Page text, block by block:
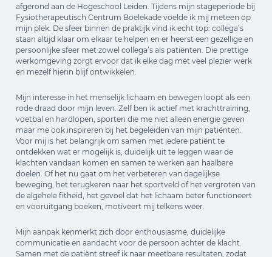
afgerond aan de Hogeschool Leiden. Tijdens mijn stageperiode bij
Fysiotherapeutisch Centrum Boelekade voelde ik mij meteen op
mijn plek. De sfeer binnen de praktijk vind ik echt top: collega’s
staan altijd klaar om elkaar te helpen en er heerst een gezellige en
persoonlijke sfeer met zowel collega’s als patiënten. Die prettige
werkomgeving zorgt ervoor dat ik elke dag met veel plezier werk
en mezelf hierin blijf ontwikkelen.
Mijn interesse in het menselijk lichaam en bewegen loopt als een
rode draad door mijn leven. Zelf ben ik actief met krachttraining,
voetbal en hardlopen, sporten die me niet alleen energie geven
maar me ook inspireren bij het begeleiden van mijn patiënten.
Voor mij is het belangrijk om samen met iedere patiënt te
ontdekken wat er mogelijk is, duidelijk uit te leggen waar de
klachten vandaan komen en samen te werken aan haalbare
doelen. Of het nu gaat om het verbeteren van dagelijkse
beweging, het terugkeren naar het sportveld of het vergroten van
de algehele fitheid, het gevoel dat het lichaam beter functioneert
en vooruitgang boeken, motiveert mij telkens weer.
Mijn aanpak kenmerkt zich door enthousiasme, duidelijke
communicatie en aandacht voor de persoon achter de klacht.
Samen met de patiënt streef ik naar meetbare resultaten, zodat